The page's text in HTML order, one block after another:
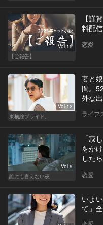
Vol.15
【ご報告】
【謹
料配
恋愛
Vol.12
東横線プライド。
妻と
間。
外な
ライフ
Vol.9
誰にも言えない夜
「寂
をか
した
恋愛
いよ
て」